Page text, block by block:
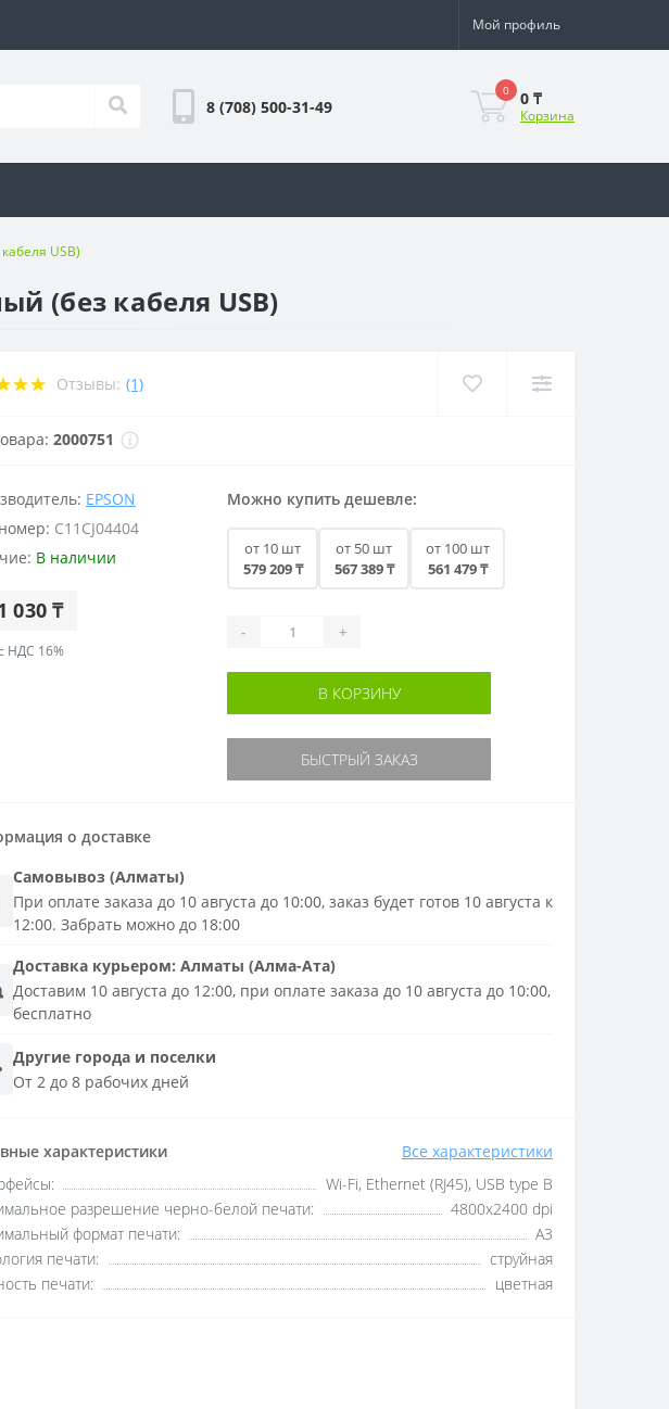
Мой профиль
8 (708) 500-31-49
0 0 ₸
Корзина
USB)
(без кабеля USB)
Отзывы: (1)
2000751
EPSON
C11CJ04404
В наличии
030 ₸
НДС 16%
Можно купить дешевле:
от 10 шт
579 209 ₸
от 50 шт
567 389 ₸
от 100 шт
561 479 ₸
- +
В КОРЗИНУ
БЫСТРЫЙ ЗАКАЗ
о доставке
Самовывоз (Алматы)
При оплате заказа до 10 августа до 10:00, заказ будет готов 10 августа к
12:00. Забрать можно до 18:00
Доставка курьером: Алматы (Алма-Ата)
Доставим 10 августа до 12:00, при оплате заказа до 10 августа до 10:00,
бесплатно
Другие города и поселки
От 2 до 8 рабочих дней
характеристики Все характеристики
Wi-Fi, Ethernet (RJ45), USB type B
разрешение черно-белой печати:
4800x2400 dpi
формат печати:
А3
печати:
струйная
печати:
цветная